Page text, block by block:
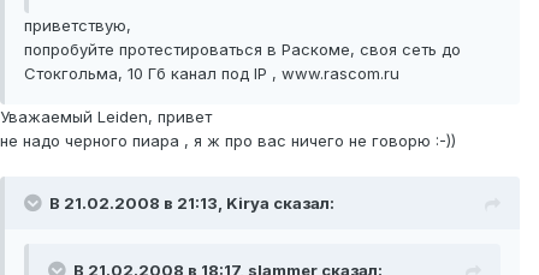
приветствую,
попробуйте протестироваться в Раскоме, своя сеть до
Стокгольма, 10 Гб канал под IP , www.rascom.ru
Уважаемый Leiden, привет
не надо черного пиара , я ж про вас ничего не говорю :-))
В 21.02.2008 в 21:13, Kirya сказал:
В 21.02.2008 в 18:17, slammer сказал: